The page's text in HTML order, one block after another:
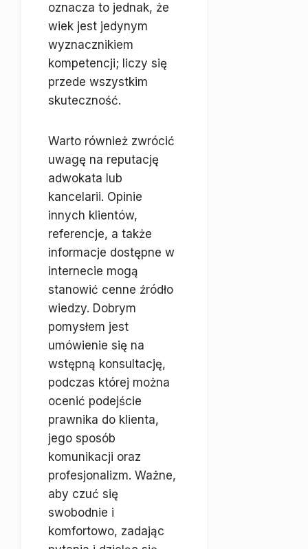
oznacza to jednak, że
wiek jest jedynym
wyznacznikiem
kompetencji; liczy się
przede wszystkim
skuteczność.
Warto również zwrócić
uwagę na reputację
adwokata lub
kancelarii. Opinie
innych klientów,
referencje, a także
informacje dostępne w
internecie mogą
stanowić cenne źródło
wiedzy. Dobrym
pomysłem jest
umówienie się na
wstępną konsultację,
podczas której można
ocenić podejście
prawnika do klienta,
jego sposób
komunikacji oraz
profesjonalizm. Ważne,
aby czuć się
swobodnie i
komfortowo, zadając